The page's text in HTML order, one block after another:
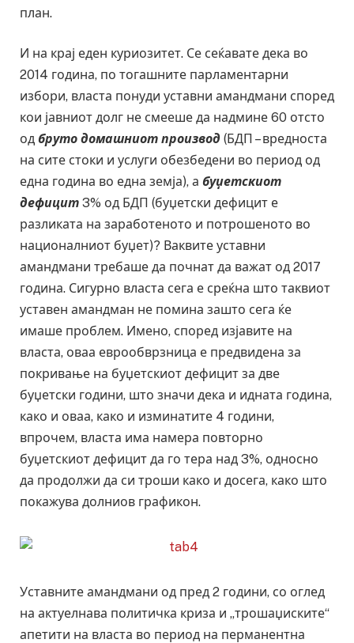
план.
И на крај еден куриозитет. Се сеќавате дека во
2014 година, по тогашните парламентарни
избори, власта понуди уставни амандмани според
кои јавниот долг не смееше да надмине 60 отсто
од бруто домашниот производ (БДП – вредноста
на сите стоки и услуги обезбедени во период од
една година во една земја), а буџетскиот
дефицит 3% од БДП (буџетски дефицит е
разликата на заработеното и потрошеното во
националниот буџет)? Ваквите уставни
амандмани требаше да почнат да важат од 2017
година. Сигурно власта сега е среќна што таквиот
уставен амандман не помина зашто сега ќе
имаше проблем. Имено, според изјавите на
власта, оваа еврообврзница е предвидена за
покривање на буџетскиот дефицит за две
буџетски години, што значи дека и идната година,
како и оваа, како и изминатите 4 години,
впрочем, власта има намера повторно
буџетскиот дефицит да го тера над 3%, односно
да продолжи да си троши како и досега, како што
покажува долниов графикон.
Уставните амандмани од пред 2 години, со оглед
на актуелнава политичка криза и „трошаџиските“
апетити на власта во период на перманентна